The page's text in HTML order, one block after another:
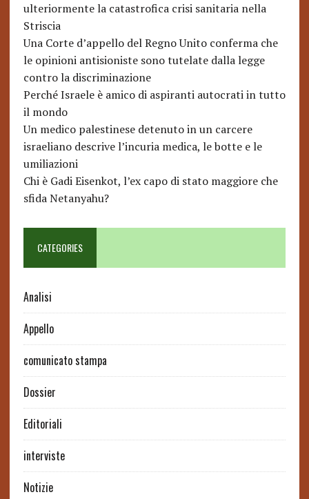
ulteriormente la catastrofica crisi sanitaria nella
Striscia
Una Corte d’appello del Regno Unito conferma che
le opinioni antisioniste sono tutelate dalla legge
contro la discriminazione
Perché Israele è amico di aspiranti autocrati in tutto
il mondo
Un medico palestinese detenuto in un carcere
israeliano descrive l’incuria medica, le botte e le
umiliazioni
Chi è Gadi Eisenkot, l’ex capo di stato maggiore che
sfida Netanyahu?
CATEGORIES
Analisi
Appello
comunicato stampa
Dossier
Editoriali
interviste
Notizie